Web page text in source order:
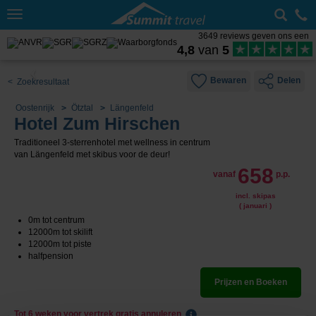
Toggle
3649 reviews geven ons een
4,8 van 5
< Zoekresultaat Bewaren Delen
Oostenrijk Ötztal Längenfeld
Hotel Zum Hirschen
Traditioneel 3-sterrenhotel met wellness in centrum
van Längenfeld met skibus voor de deur!
vanaf 658 p.p.
incl. skipas
( januari )
0m tot centrum
12000m tot skilift
12000m tot piste
halfpension
Prijzen en Boeken
Tot 6 weken voor vertrek gratis annuleren